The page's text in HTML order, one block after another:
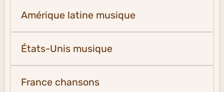
Amérique latine musique
États-Unis musique
France chansons